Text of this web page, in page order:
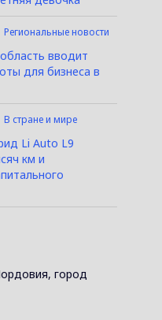
Региональные новости
вводит
для бизнеса в
В стране и мире
Li Auto L9
км и
город